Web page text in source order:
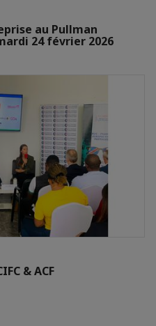
au Pullman
24 février 2026
& ACF